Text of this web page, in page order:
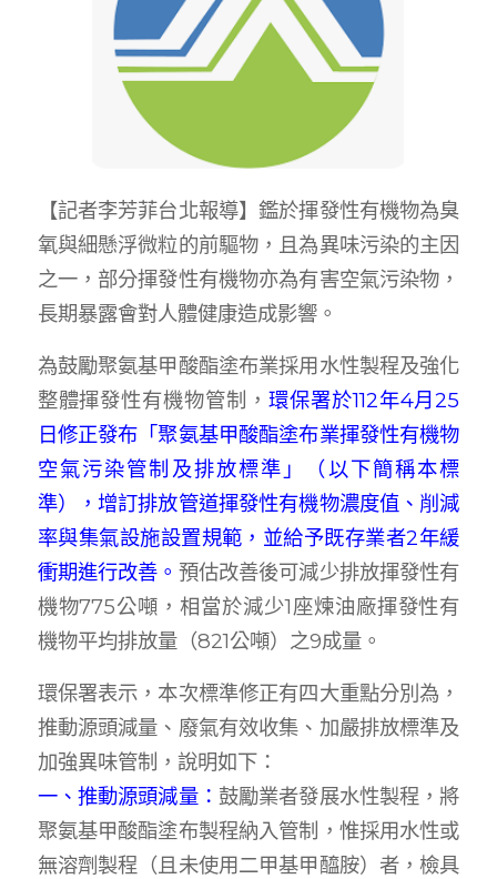
【記者李芳菲台北報導】鑑於揮發性有機物為臭
氧與細懸浮微粒的前驅物，且為異味污染的主因
之一，部分揮發性有機物亦為有害空氣污染物，
長期暴露會對人體健康造成影響。
為鼓勵聚氨基甲酸酯塗布業採用水性製程及強化
整體揮發性有機物管制， 環保署於112年4月25
日修正發布「聚氨基甲酸酯塗布業揮發性有機物
空氣污染管制及排放標準」（以下簡稱本標
準），增訂排放管道揮發性有機物濃度值、削減
率與集氣設施設置規範，並給予既存業者2年緩
衝期進行改善。 預估改善後可減少排放揮發性有
機物775公噸，相當於減少1座煉油廠揮發性有
機物平均排放量（821公噸）之9成量。
環保署表示，本次標準修正有四大重點分別為，
推動源頭減量、廢氣有效收集、加嚴排放標準及
加強異味管制，說明如下：
一、推動源頭減量： 鼓勵業者發展水性製程，將
聚氨基甲酸酯塗布製程納入管制，惟採用水性或
無溶劑製程（且未使用二甲基甲醯胺）者，檢具